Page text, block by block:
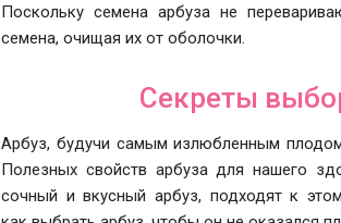
Поскольку семена арбуза не
семена, очищая их от оболочки.
Секреты
Арбуз, будучи самым излюбленным
Полезных свойств арбуза для нашего
сочный и вкусный арбуз, подходят к